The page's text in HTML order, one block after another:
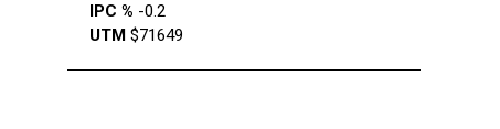
IPC % -0.2
UTM $71649